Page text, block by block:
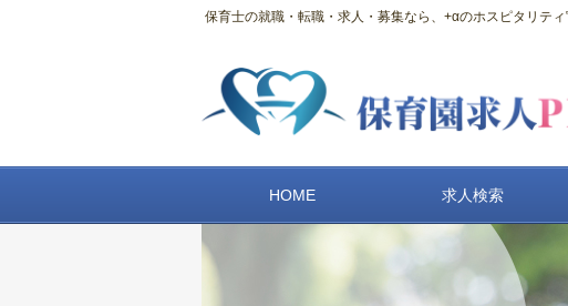
保育士の就職・転職・求人・募集なら、+αのホスピタリティ
HOME 求人検索